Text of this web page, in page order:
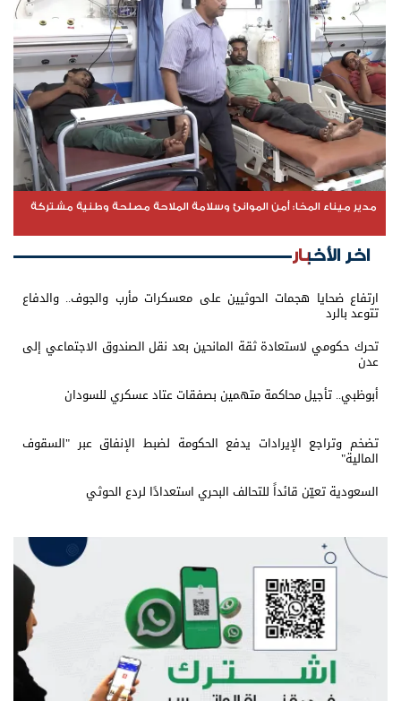
مدير ميناء المخا: أمن الموانئ وسلامة الملاحة مصلحة وطنية مشتركة
اخر الأخبار
ارتفاع ضحايا هجمات الحوثيين على معسكرات مأرب والجوف.. والدفاع
تتوعد بالرد
تحرك حكومي لاستعادة ثقة المانحين بعد نقل الصندوق الاجتماعي إلى
عدن
أبوظبي.. تأجيل محاكمة متهمين بصفقات عتاد عسكري للسودان
تضخم وتراجع الإيرادات يدفع الحكومة لضبط الإنفاق عبر "السقوف
المالية"
السعودية تعيّن قائداً للتحالف البحري استعدادًا لردع الحوثي